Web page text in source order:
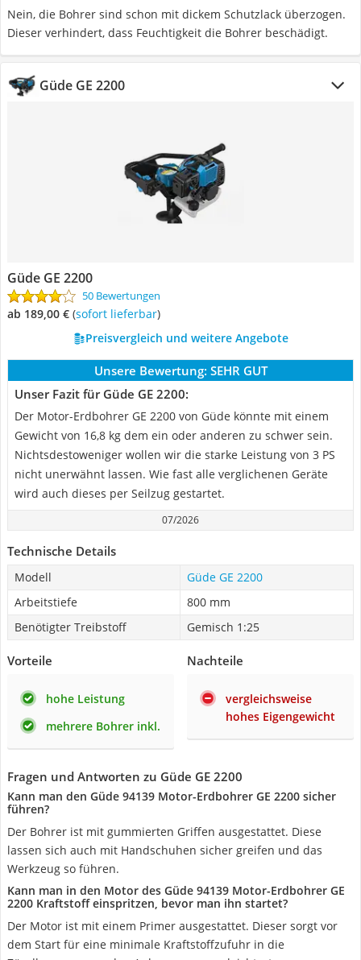
Nein, die Bohrer sind schon mit dickem Schutzlack überzogen.
Dieser verhindert, dass Feuchtigkeit die Bohrer beschädigt.
Güde GE 2200
Güde GE 2200
50 Bewertungen
ab 189,00 € ( Sofort lieferbar)
Preisvergleich und weitere Angebote
Unsere Bewertung: SEHR GUT
Unser Fazit für Güde GE 2200:
Der Motor-Erdbohrer GE 2200 von Güde könnte mit einem
Gewicht von 16,8 kg dem ein oder anderen zu schwer sein.
Nichtsdestoweniger wollen wir die starke Leistung von 3 PS
nicht unerwähnt lassen. Wie fast alle verglichenen Geräte
wird auch dieses per Seilzug gestartet.
07/2026
Technische Details
Modell
Güde GE 2200
Arbeitstiefe
800 mm
Benötigter Treibstoff
Gemisch 1:25
Vorteile
hohe Leistung
mehrere Bohrer inkl.
Nachteile
vergleichsweise
hohes Eigengewicht
Fragen und Antworten zu Güde GE 2200
Kann man den Güde 94139 Motor-Erdbohrer GE 2200 sicher
führen?
Der Bohrer ist mit gummierten Griffen ausgestattet. Diese
lassen sich auch mit Handschuhen sicher greifen und das
Werkzeug so führen.
Kann man in den Motor des Güde 94139 Motor-Erdbohrer GE
2200 Kraftstoff einspritzen, bevor man ihn startet?
Der Motor ist mit einem Primer ausgestattet. Dieser sorgt vor
dem Start für eine minimale Kraftstoffzufuhr in die